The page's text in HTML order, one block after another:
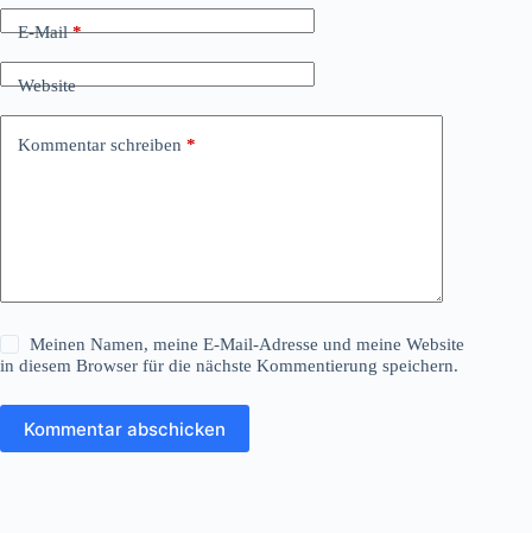
E-Mail*
Website
Kommentar schreiben *
Meinen Namen, meine E-Mail-Adresse und meine Website
in diesem Browser für die nächste Kommentierung speichern.
Kommentar abschicken